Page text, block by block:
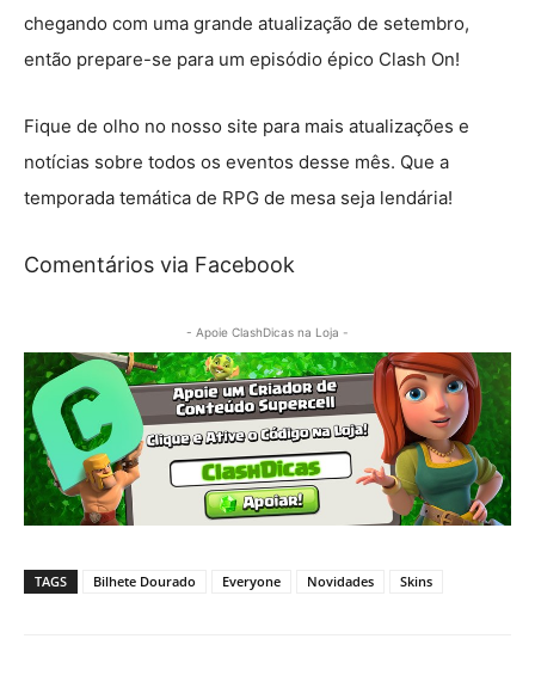
chegando com uma grande atualização de setembro,
então prepare-se para um episódio épico Clash On!
Fique de olho no nosso site para mais atualizações e
notícias sobre todos os eventos desse mês. Que a
temporada temática de RPG de mesa seja lendária!
Comentários via Facebook
- Apoie ClashDicas na Loja -
TAGS Bilhete Dourado Everyone Novidades Skins